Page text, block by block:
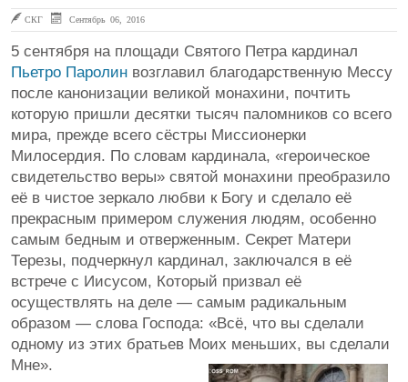
СКГ Сентябрь 06, 2016
5 сентября на площади Святого Петра кардинал
Пьетро Паролин возглавил благодарственную Мессу
после канонизации великой монахини, почтить
которую пришли десятки тысяч паломников со всего
мира, прежде всего сёстры Миссионерки
Милосердия. По словам кардинала, «героическое
свидетельство веры» святой монахини преобразило
её в чистое зеркало любви к Богу и сделало её
прекрасным примером служения людям, особенно
самым бедным и отверженным. Секрет Матери
Терезы, подчеркнул кардинал, заключался в её
встрече с Иисусом, Который призвал её
осуществлять на деле — самым радикальным
образом — слова Господа: «Всё, что вы сделали
одному из этих братьев Моих меньших, вы сделали
Мне».